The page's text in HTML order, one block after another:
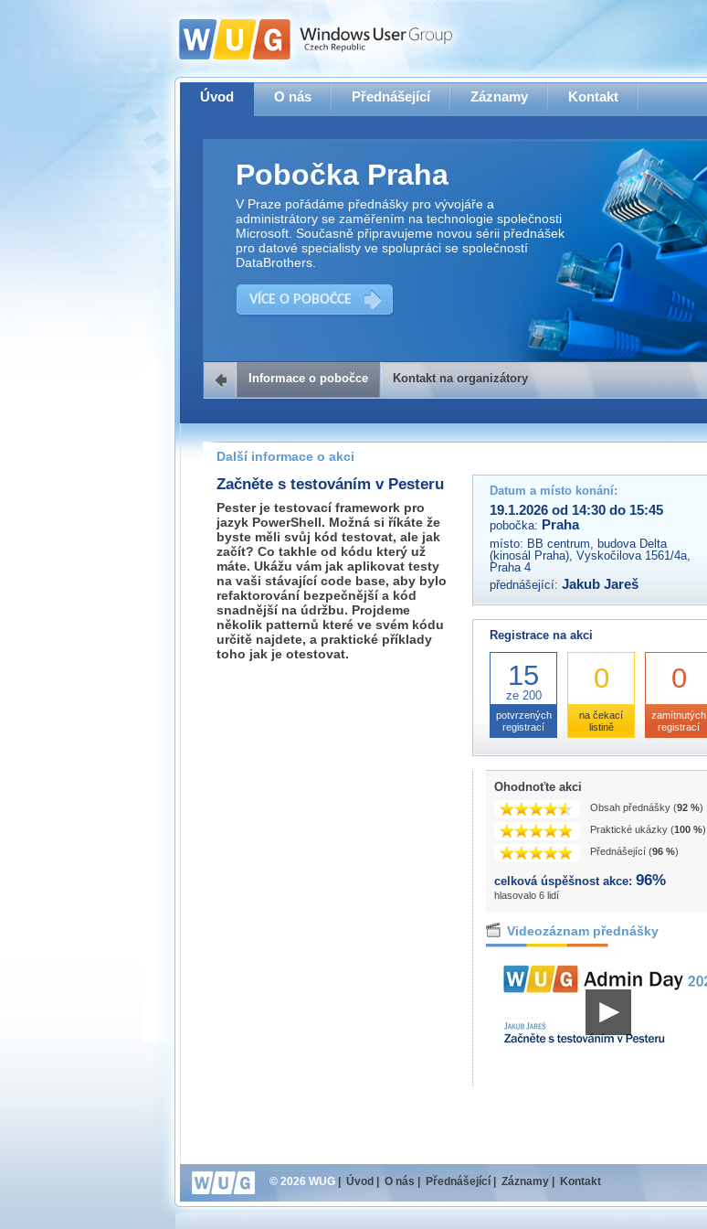
Úvod O nás Přednášející Záznamy Kontakt
Pobočka Praha
V Praze pořádáme přednášky pro vývojáře a
administrátory se zaměřením na technologie společnosti
Microsoft. Současně připravujeme novou sérii přednášek
pro datové specialisty ve spolupráci se společností
DataBrothers.
VÍCE O POBOČCE
Kontakt na organizátory
Pokud máte jakýkoliv dotaz na organizátory této akce,
prosím neváhejte nás kontaktovat na e-mailu:
praha@wug.cz
Informace o pobočce Kontakt na organizátory
Další informace o akci
Začněte s testováním v Pesteru
Pester je testovací framework pro
jazyk PowerShell. Možná si říkáte že
byste měli svůj kód testovat, ale jak
začít? Co takhle od kódu který už
máte. Ukážu vám jak aplikovat testy
na vaši stávající code base, aby bylo
refaktorování bezpečnější a kód
snadnější na údržbu. Projdeme
několik patternů které ve svém kódu
určitě najdete, a praktické příklady
toho jak je otestovat.
Datum a místo konání:
19.1.2026 od 14:30 do 15:45
pobočka: Praha
místo: BB centrum, budova Delta
(kinosál Praha), Vyskočilova 1561/4a,
Praha 4
přednášející: Jakub Jareš
Registrace na akci
15
ze 200
potvrzených
registrací
0
na čekací
listině
0
zamítnutých
registrací
Ohodnoťte akci
Obsah přednášky (92 %)
Praktické ukázky (100 %)
Přednášející (96 %)
celková úspěšnost akce: 96%
hlasovalo 6 lidí
Videozáznam přednášky
© 2026 WUG Úvod O nás Přednášející Záznamy Kontakt